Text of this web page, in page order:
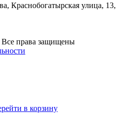
Краснобогатырская улица, 13,
права защищены
в корзину